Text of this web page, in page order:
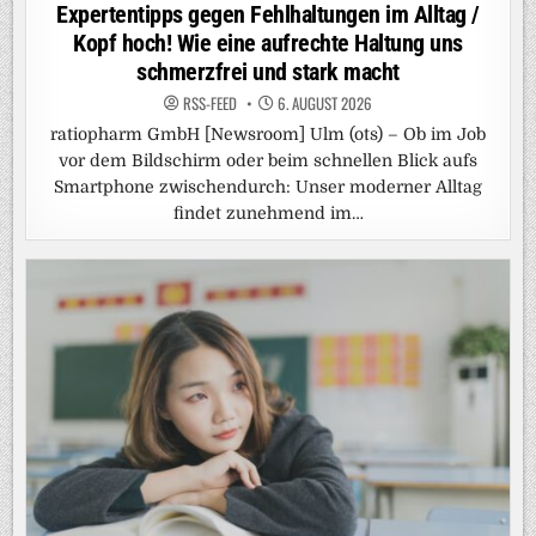
Expertentipps gegen Fehlhaltungen im Alltag /
Kopf hoch! Wie eine aufrechte Haltung uns
schmerzfrei und stark macht
RSS-FEED 6. AUGUST 2026
ratiopharm GmbH [Newsroom] Ulm (ots) – Ob im Job
vor dem Bildschirm oder beim schnellen Blick aufs
Smartphone zwischendurch: Unser moderner Alltag
findet zunehmend im…